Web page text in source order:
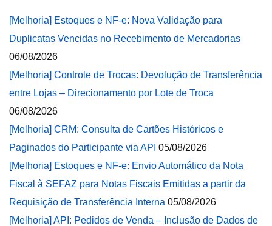
[Melhoria] Estoques e NF-e: Nova Validação para
Duplicatas Vencidas no Recebimento de Mercadorias
06/08/2026
[Melhoria] Controle de Trocas: Devolução de Transferência
entre Lojas – Direcionamento por Lote de Troca
06/08/2026
[Melhoria] CRM: Consulta de Cartões Históricos e
Paginados do Participante via API 05/08/2026
[Melhoria] Estoques e NF-e: Envio Automático da Nota
Fiscal à SEFAZ para Notas Fiscais Emitidas a partir da
Requisição de Transferência Interna 05/08/2026
[Melhoria] API: Pedidos de Venda – Inclusão de Dados de